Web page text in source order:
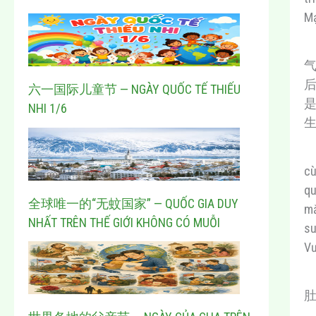
六一国际儿童节 — NGÀY QUỐC TẾ THIẾU
NHI 1/6
全球唯一的“无蚊国家” — QUỐC GIA DUY
NHẤT TRÊN THẾ GIỚI KHÔNG CÓ MUỖI